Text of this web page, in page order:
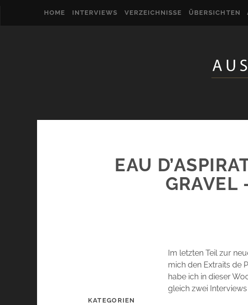
HOME INTERVIEWS VERZEICHNISSE ÜBERSICHTEN
EAU
GRAVEL
Im letzten Teil zur
mich den Extraits de
habe ich in dieser
gleich zwei
KATEGORIEN